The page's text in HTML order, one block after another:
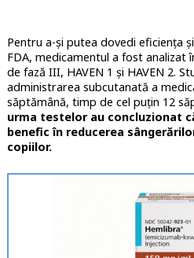
Pentru a-și putea dovedi eficiența
FDA, medicamentul a fost analizat
de fază III, HAVEN 1 și HAVEN 2.
administrarea subcutanată a
săptămână, timp de cel puțin 12
urma testelor au concluzionat
benefic în reducerea
copiilor.